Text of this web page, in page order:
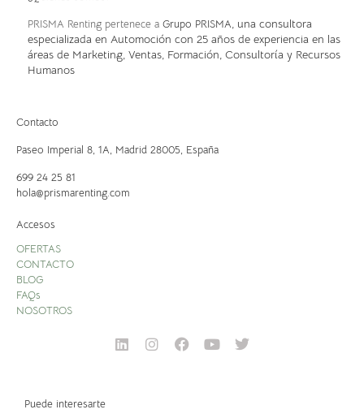
PRISMA Renting pertenece a Grupo PRISMA, una consultora
especializada en Automoción con 25 años de experiencia en las
áreas de Marketing, Ventas, Formación, Consultoría y Recursos
Humanos
Contacto
Paseo Imperial 8, 1A, Madrid 28005, España
699 24 25 81
hola@prismarenting.com
Accesos
OFERTAS
CONTACTO
BLOG
FAQs
NOSOTROS
Puede interesarte